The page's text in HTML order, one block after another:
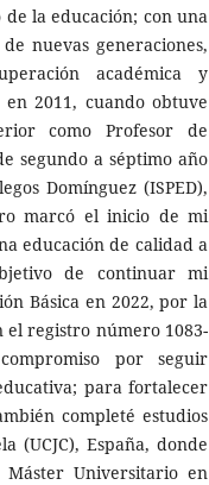
la educación; con una
nuevas generaciones,
académica y
2011, cuando obtuve
como Profesor de
segundo a séptimo año
Domínguez (ISPED),
marcó el inicio de mi
educación de calidad a
de continuar mi
Básica en 2022, por la
el registro número 1083-
por seguir
para fortalecer
completé estudios
(UCJC), España, donde
Universitario en